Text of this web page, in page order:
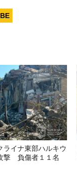
ライナ東部ハルキウ
撃 負傷者１１名